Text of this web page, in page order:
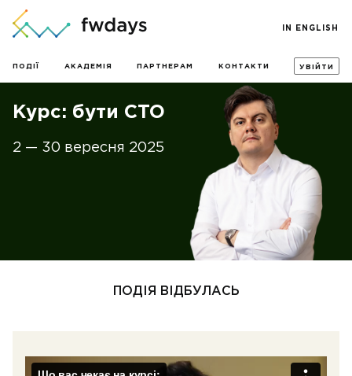
ПОДІЇ АКАДЕМІЯ ПАРТНЕРАМ КОНТАКТИ УВІЙТИ
IN ENGLISH
Курс: бути CTO
2 — 30 вересня 2025
ПОДІЯ ВІДБУЛАСЬ